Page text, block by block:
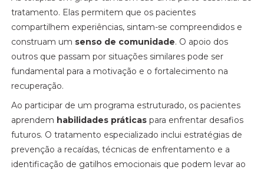
tratamento. Elas permitem que os pacientes
compartilhem experiências, sintam-se compreendidos e
construam um senso de comunidade. O apoio dos
outros que passam por situações similares pode ser
fundamental para a motivação e o fortalecimento na
recuperação.
Ao participar de um programa estruturado, os pacientes
aprendem habilidades práticas para enfrentar desafios
futuros. O tratamento especializado inclui estratégias de
prevenção a recaídas, técnicas de enfrentamento e a
identificação de gatilhos emocionais que podem levar ao